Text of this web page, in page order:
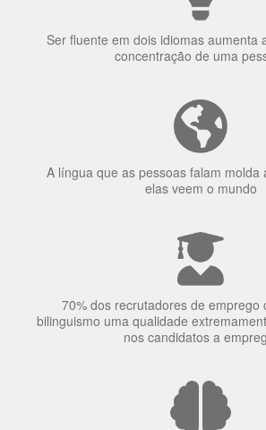
Ser fluente em dois idiomas aumenta
concentração de uma
A língua que as pessoas falam molda
elas veem o mundo
70% dos recrutadores de emprego
bilinguismo uma qualidade
nos candidatos a